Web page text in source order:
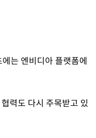
는 엔비디아 플랫폼에
력도 다시 주목받고 있